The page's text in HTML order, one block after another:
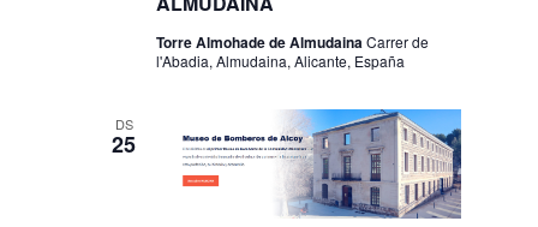
Torre Almohade de AlmudainaCarrer de
l'Abadia, Almudaina, Alicante, España
DS
25